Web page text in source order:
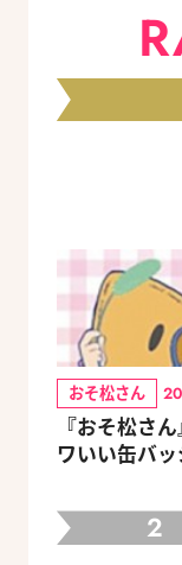
おそ松さん
『おそ松さ
ワいい缶バ
2